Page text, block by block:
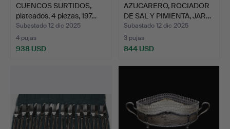
CUENCOS SURTIDOS,
plateados, 4 piezas, 197…
Subastado 12 dic 2025
4 pujas
938 USD
AZUCARERO, ROCIADOR
DE SAL Y PIMIENTA, JAR…
Subastado 12 dic 2025
3 pujas
844 USD